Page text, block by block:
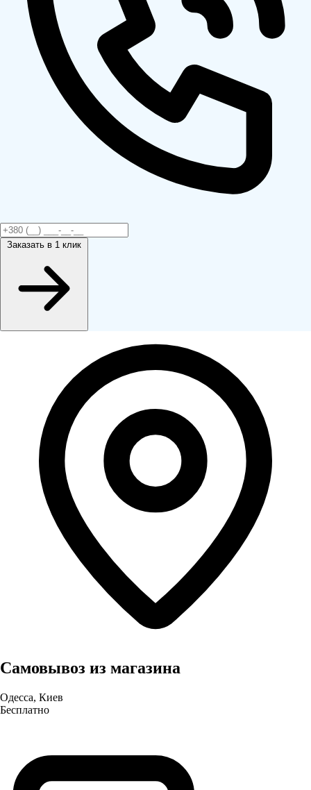
Заказать в 1 клик
Самовывоз из магазина
Одесса, Киев
Бесплатно